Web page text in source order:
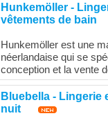
Hunkemöller -
vêtements de bain
Hunkemöller est une
néerlandaise qui se
conception et la vente
Bluebella - Lingerie
nuit